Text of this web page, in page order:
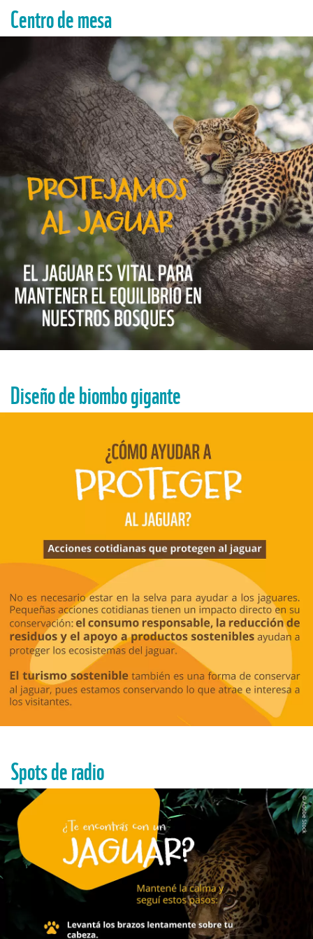
Centro de mesa
Diseño de biombo gigante
Spots de radio